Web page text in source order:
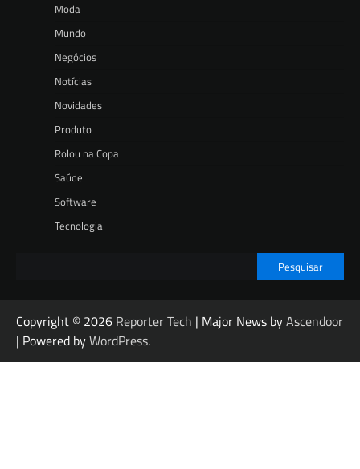
Moda
Mundo
Negócios
Notícias
Novidades
Produto
Rolou na Copa
Saúde
Software
Tecnologia
Pesquisar
Copyright © 2026 Reporter Tech | Major News byAscendoor
| Powered byWordPress.